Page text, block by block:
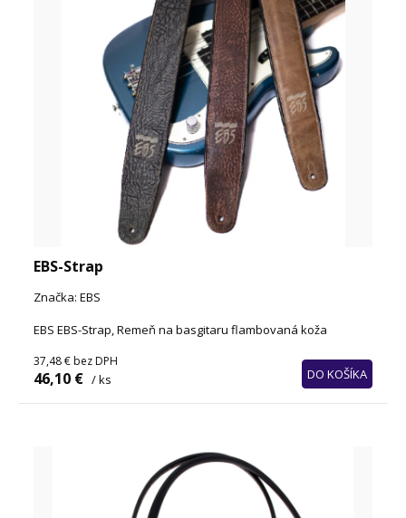
EBS-Strap
Značka: EBS
EBS EBS-Strap, Remeň na basgitaru flambovaná koža
37,48 € bez DPH
46,10 € / ks DO KOŠÍKA